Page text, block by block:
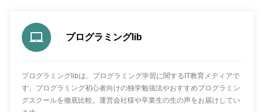
プログラミングlib
プログラミングlibは、プログラミング学習に関するIT教育メディアで
す。プログラミング初心者向けの独学勉強法やおすすめプログラミン
グスクールを徹底比較。運営会社様や卒業生の生の声をお届けしてい